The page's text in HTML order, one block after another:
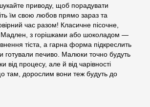
приводу, щоб порадувати
їм свою любов прямо зараз та
час разом! Класичне пісочне,
Мадлен, з горішками або шоколадом —
тіста, а гарна форма підкреслить
готували печиво. Малюки точно будуть
від процесу, але й від чарівності
там, дорослим вони теж будуть до